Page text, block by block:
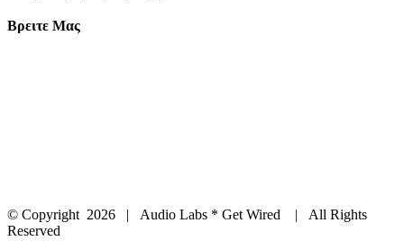
Βρειτε Μας
© Copyright 2026 | Audio Labs * Get Wired | All Rights
Reserved